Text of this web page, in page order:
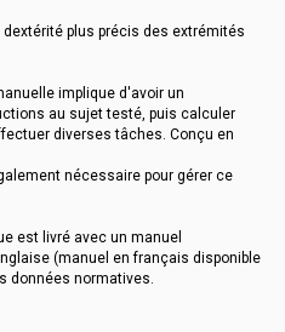
plus précis des extrémités
implique d'avoir un
au sujet testé, puis calculer
diverses tâches. Conçu en
nécessaire pour gérer ce
est livré avec un manuel
(manuel en français disponible
données normatives.